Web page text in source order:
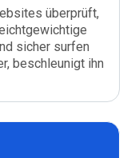
überprüft,
sicher surfen
beschleunigt ihn